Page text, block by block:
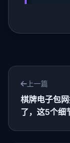
上一篇
棋牌电子包
了，这5个细